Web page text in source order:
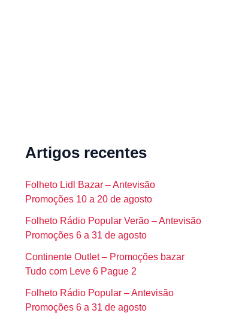
Artigos recentes
Folheto Lidl Bazar – Antevisão
Promoções 10 a 20 de agosto
Folheto Rádio Popular Verão – Antevisão
Promoções 6 a 31 de agosto
Continente Outlet – Promoções bazar
Tudo com Leve 6 Pague 2
Folheto Rádio Popular – Antevisão
Promoções 6 a 31 de agosto